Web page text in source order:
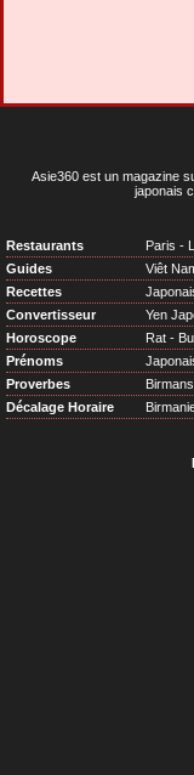
Asie360 est un magazine
japonais
Restaurants Paris -
Guides
Viêt
Recettes
Convertisseur
Yen
Horoscope
Rat -
Prénoms
Proverbes
Birmans
Décalage Horaire